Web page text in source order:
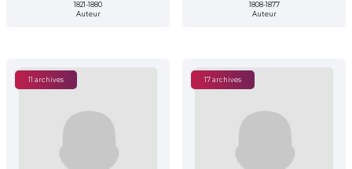
1821-1880
Auteur
1808-1877
Auteur
11 archives 17 archives